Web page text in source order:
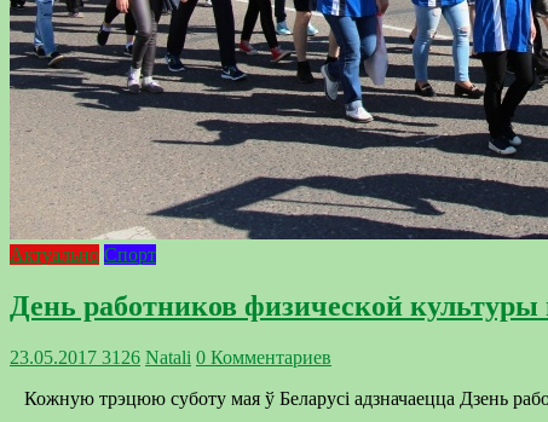
Актуально Спорт
День работников физической
23.05.2017 3126 Natali 0 Комментариев
Кожную трэцюю суботу мая ў Беларусі адзначаецца Дзень